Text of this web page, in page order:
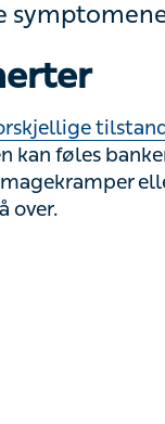
tilstander
føles
eller